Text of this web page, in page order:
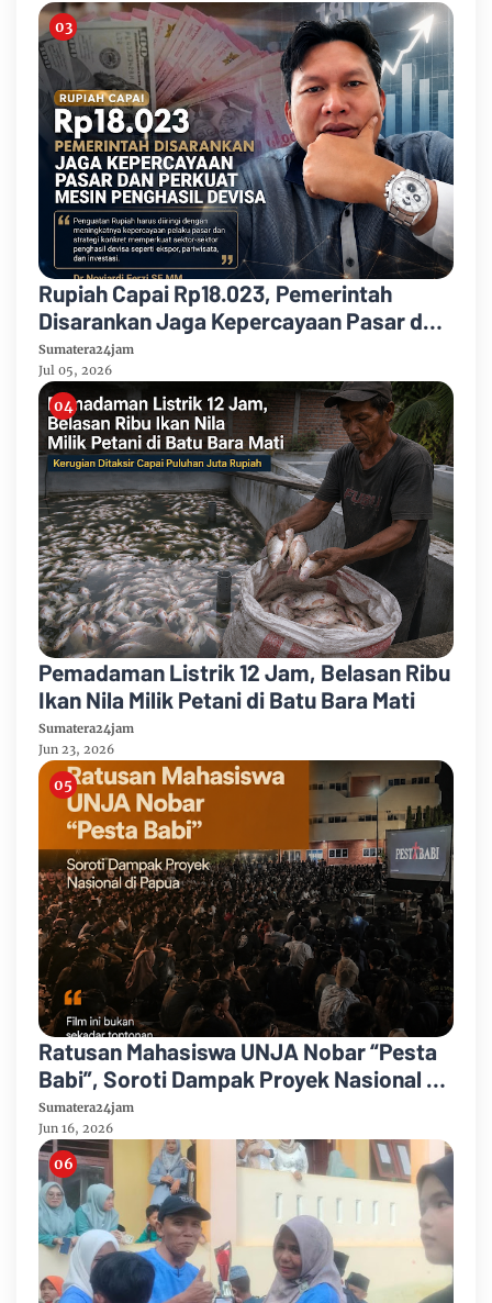
Rupiah Capai Rp18.023, Pemerintah
Disarankan Jaga Kepercayaan Pasar dan
Perkuat Mesin Penghasil Devisa
Sumatera24jam
Jul 05, 2026
Pemadaman Listrik 12 Jam, Belasan Ribu
Ikan Nila Milik Petani di Batu Bara Mati
Sumatera24jam
Jun 23, 2026
Ratusan Mahasiswa UNJA Nobar “Pesta
Babi”, Soroti Dampak Proyek Nasional di
Papua
Sumatera24jam
Jun 16, 2026